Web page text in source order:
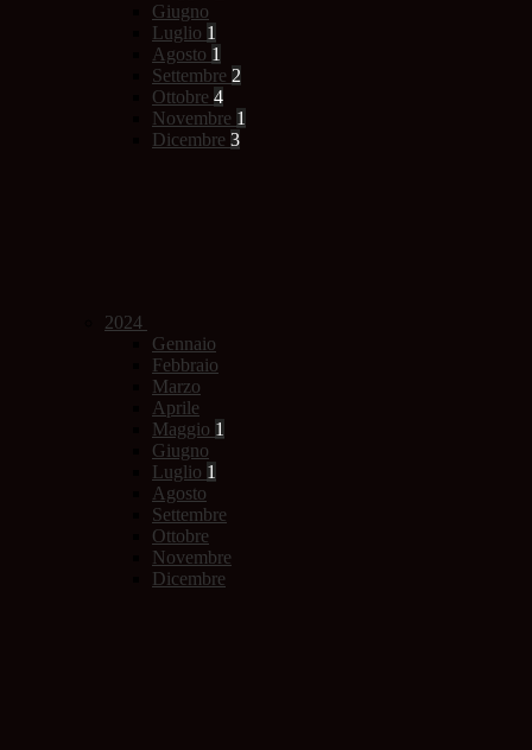
Giugno
Luglio 1
Agosto 1
Settembre 2
Ottobre 4
Novembre 1
Dicembre 3
2024
Gennaio
Febbraio
Marzo
Aprile
Maggio 1
Giugno
Luglio 1
Agosto
Settembre
Ottobre
Novembre
Dicembre